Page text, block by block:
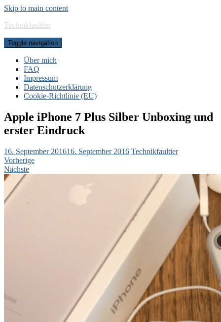
Skip to main content
Technikfaultier
Toggle navigation
Über mich
FAQ
Impressum
Datenschutzerklärung
Cookie-Richtlinie (EU)
Apple iPhone 7 Plus Silber Unboxing und
erster Eindruck
16. September 201616. September 2016 Technikfaultier
Vorherige
Nächste